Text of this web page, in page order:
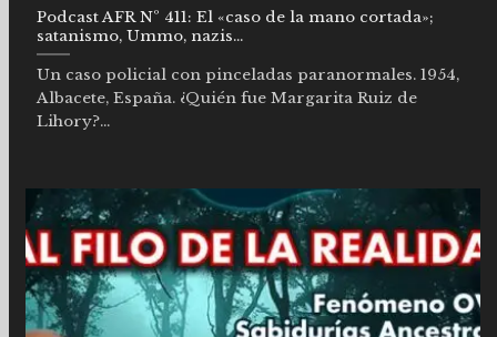
Podcast AFR Nº 411: El «caso de la mano cortada»;
satanismo, Ummo, nazis…
Un caso policial con pinceladas paranormales. 1954,
Albacete, España. ¿Quién fue Margarita Ruiz de
Lihory?...